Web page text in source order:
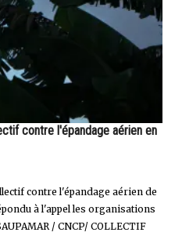
contre l'épandage aérien en
contre l'épandage aérien de
à l'appel les organisations
/ CNCP/ COLLECTIF